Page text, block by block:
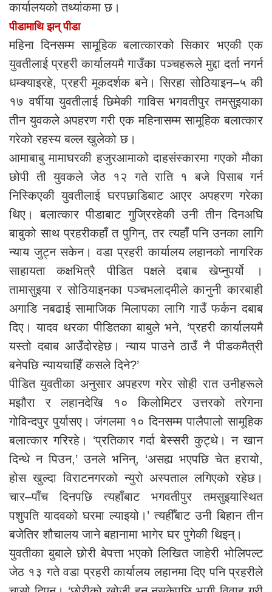
कार्यालयको तथ्यांकमा छ।
पीडामाथि झन् पीडा
महिना दिनसम्म सामूहिक बलात्कारको सिकार भएकी एक
युवतीलाई प्रहरी कार्यालयमै गाउँका पञ्चहरूले मुद्दा दर्ता नगर्न
धम्क्याइरहे, प्रहरी मूकदर्शक बने। सिरहा सोठियाइन–५ की
१७ वर्षीया युवतीलाई छिमेकी गाविस भगवतीपुर तमसुइयाका
तीन युवकले अपहरण गरी एक महिनासम्म सामूहिक बलात्कार
गरेको रहस्य बल्ल खुलेको छ।
आमाबाबु मामाघरकी हजुरआमाको दाहसंस्कारमा गएको मौका
छोपी ती युवकले जेठ १२ गते राति १ बजे पिसाब गर्न
निस्किएकी युवतीलाई घरपछाडिबाट आएर अपहरण गरेका
थिए। बलात्कार पीडाबाट गुजि्ररहेकी उनी तीन दिनअघि
बाबुको साथ प्रहरीकहाँ त पुगिन्, तर त्यहाँ पनि उनका लागि
न्याय जुट्न सकेन। वडा प्रहरी कार्यालय लहानको नागरिक
साहायता कक्षभित्रै पीडित पक्षले दबाब खेप्नुपर्यो ।
तामासुइया र सोठियाइनका पञ्चभलाद्मीले कानुनी कारबाही
अगाडि नबढाई सामाजिक मिलापका लागि गाउँ फर्कन दबाब
दिए। यादव थरका पीडितका बाबुले भने, ‘प्रहरी कार्यालयमै
यस्तो दबाब आउँदोरहेछ। न्याय पाउने ठाउँ नै पीडकमैत्री
बनेपछि न्यायचाहिँ कसले दिने?’
पीडित युवतीका अनुसार अपहरण गरेर सोही रात उनीहरूले
मझौरा र लहानदेखि १० किलोमिटर उत्तरको तरेगना
गोविन्दपुर पुर्यासए। जंगलमा १० दिनसम्म पालैपालो सामूहिक
बलात्कार गरिरहे। ‘प्रतिकार गर्दा बेस्सरी कुट्थे। न खान
दिन्थे न पिउन,’ उनले भनिन्, ‘असह्य भएपछि चेत हरायो,
होस खुल्दा विराटनगरको न्युरो अस्पताल लगिएको रहेछ।
चार–पाँच दिनपछि त्यहाँबाट भगवतीपुर तमसुइयास्थित
पशुपति यादवको घरमा ल्याइयो।’ त्यहीँबाट उनी बिहान तीन
बजेतिर शौचालय जाने बहानामा भागेर घर पुगेकी थिइन्।
युवतीका बुबाले छोरी बेपत्ता भएको लिखित जाहेरी भोलिपल्ट
जेठ १३ गते वडा प्रहरी कार्यालय लहानमा दिए पनि प्रहरीले